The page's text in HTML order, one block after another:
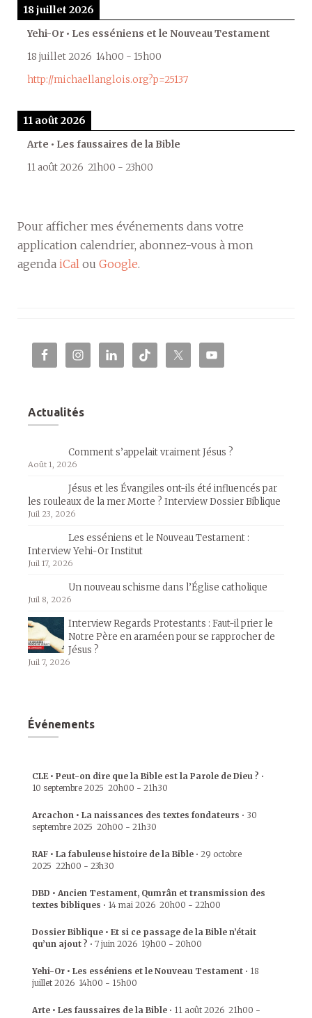
18 juillet 2026
Yehi-Or • Les esséniens et le Nouveau Testament
18 juillet 2026 14h00 - 15h00
http://michaellanglois.org?p=25137
11 août 2026
Arte • Les faussaires de la Bible
11 août 2026 21h00 - 23h00
Pour afficher mes événements dans votre
application calendrier, abonnez-vous à mon
agenda iCal ou Google.
Actualités
Comment s’appelait vraiment Jésus ?
Août 1, 2026
Jésus et les Évangiles ont-ils été influencés par
les rouleaux de la mer Morte ? Interview Dossier Biblique
Juil 23, 2026
Les esséniens et le Nouveau Testament :
Interview Yehi-Or Institut
Juil 17, 2026
Un nouveau schisme dans l’Église catholique
Juil 8, 2026
Interview Regards Protestants : Faut-il prier le
Notre Père en araméen pour se rapprocher de
Jésus ?
Juil 7, 2026
Événements
CLE • Peut-on dire que la Bible est la Parole de Dieu ? •
10 septembre 2025 20h00 - 21h30
Arcachon • La naissances des textes fondateurs • 30
septembre 2025 20h00 - 21h30
RAF • La fabuleuse histoire de la Bible • 29 octobre
2025 22h00 - 23h30
DBD • Ancien Testament, Qumrân et transmission des
textes bibliques • 14 mai 2026 20h00 - 22h00
Dossier Biblique • Et si ce passage de la Bible n’était
qu’un ajout ? • 7 juin 2026 19h00 - 20h00
Yehi-Or • Les esséniens et le Nouveau Testament • 18
juillet 2026 14h00 - 15h00
Arte • Les faussaires de la Bible • 11 août 2026 21h00 -